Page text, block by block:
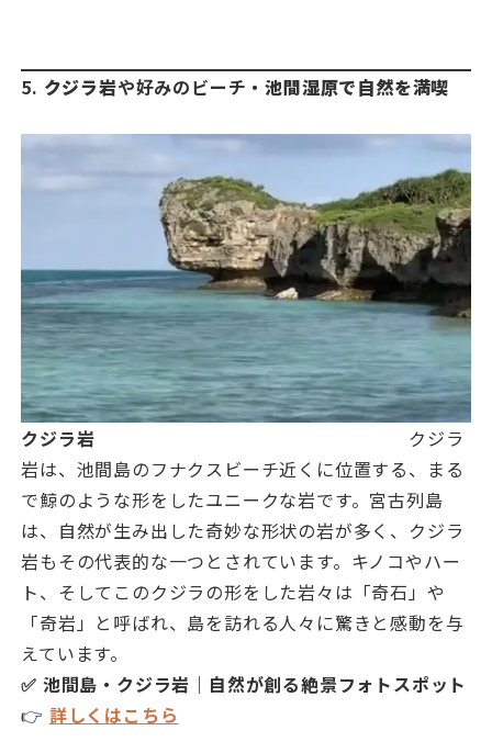
5. クジラ岩や好みのビーチ・池間湿原で自然を満喫
クジラ岩 クジラ
岩は、池間島のフナクスビーチ近くに位置する、まる
で鯨のような形をしたユニークな岩です。宮古列島
は、自然が生み出した奇妙な形状の岩が多く、クジラ
岩もその代表的な一つとされています。キノコやハー
ト、そしてこのクジラの形をした岩々は「奇石」や
「奇岩」と呼ばれ、島を訪れる人々に驚きと感動を与
えています。
✅ 池間島・クジラ岩｜自然が創る絶景フォトスポット
👉 詳しくはこちら